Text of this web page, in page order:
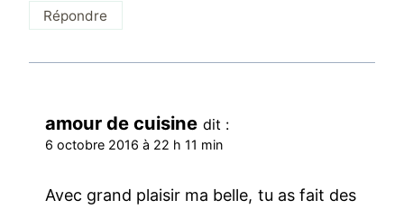
Répondre
amour de cuisine dit :
6 octobre 2016 à 22 h 11 min
Avec grand plaisir ma belle, tu as fait des